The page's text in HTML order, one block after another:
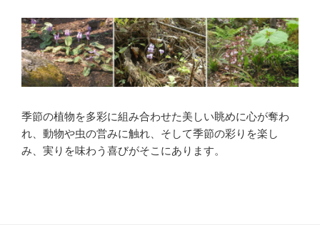
季節の植物を多彩に組み合わせた美しい眺めに心が奪わ
れ、動物や虫の営みに触れ、そして季節の彩りを楽し
み、実りを味わう喜びがそこにあります。